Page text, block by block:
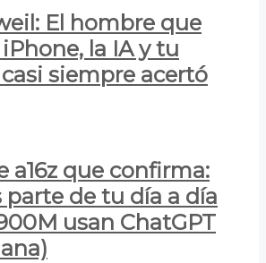
El hombre que
la IA y tu
siempre acertó
a16z que confirma:
parte de tu día a día
usan ChatGPT